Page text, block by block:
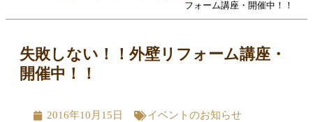
フォーム講座・開催中！！
失敗しない！！外壁リフォーム講座・
開催中！！
2016年10月15日 イベントのお知らせ